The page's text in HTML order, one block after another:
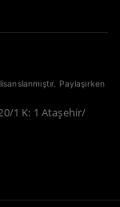
Paylaşırken
1 K: 1 Ataşehir/